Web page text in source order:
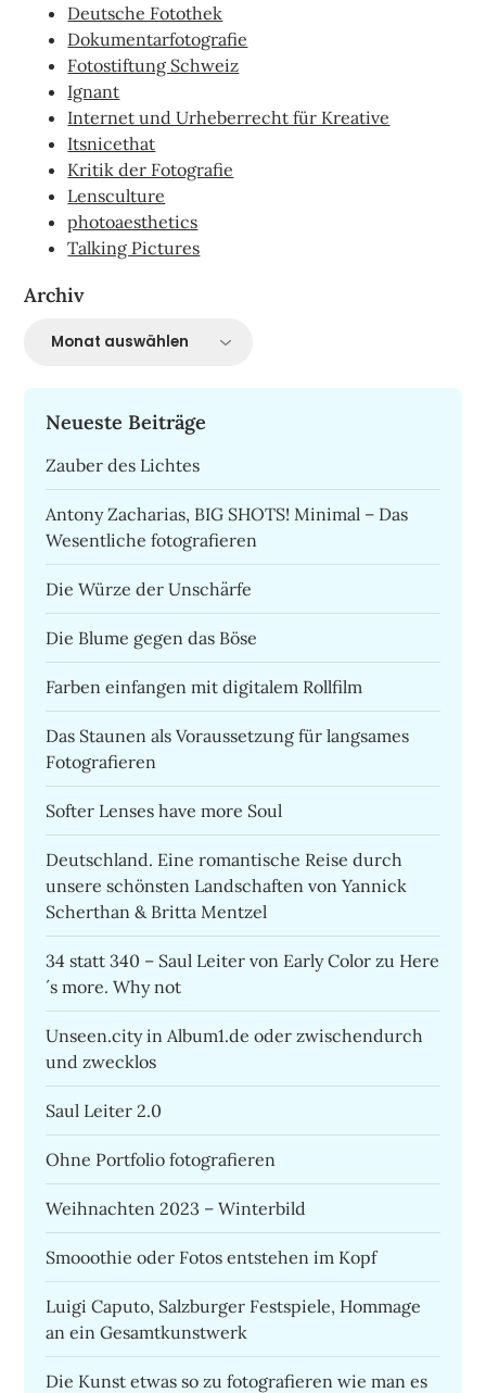
Deutsche Fotothek
Dokumentarfotografie
Fotostiftung Schweiz
Ignant
Internet und Urheberrecht für Kreative
Itsnicethat
Kritik der Fotografie
Lensculture
photoaesthetics
Talking Pictures
Archiv
Neueste Beiträge
Zauber des Lichtes
Antony Zacharias, BIG SHOTS! Minimal – Das
Wesentliche fotografieren
Die Würze der Unschärfe
Die Blume gegen das Böse
Farben einfangen mit digitalem Rollfilm
Das Staunen als Voraussetzung für langsames
Fotografieren
Softer Lenses have more Soul
Deutschland. Eine romantische Reise durch
unsere schönsten Landschaften von Yannick
Scherthan & Britta Mentzel
34 statt 340 – Saul Leiter von Early Color zu Here
´s more. Why not
Unseen.city in Album1.de oder zwischendurch
und zwecklos
Saul Leiter 2.0
Ohne Portfolio fotografieren
Weihnachten 2023 – Winterbild
Smooothie oder Fotos entstehen im Kopf
Luigi Caputo, Salzburger Festspiele, Hommage
an ein Gesamtkunstwerk
Die Kunst etwas so zu fotografieren wie man es